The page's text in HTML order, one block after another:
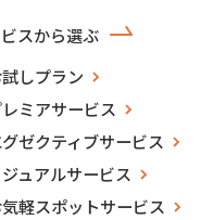
スから選ぶ
しプラン
ミアサービス
ゼクティブサービス
ュアルサービス
軽スポットサービス